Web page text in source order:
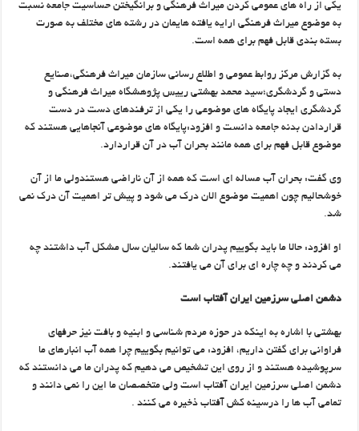
یکی از راه های عمومی کردن میراث فرهنگی و برانگیختن حساسیت جامعه نسبت
به موضوع میراث فرهنگی ارایه یافته هایمان در رشته های مختلف به صورت
بسته بندی قابل فهم برای همه است.
به گزارش مرکز روابط عمومی و اطلاع رسانی سازمان میراث فرهنگی،صنایع
دستی و گردشگری؛سید محمد بهشتی رییس پژوهشگاه میراث فرهنگی و
گردشگری ایجاد پایگاه های موضوعی را یکی از ترفندهای دست در دست
قراردادن بدنه جامعه دانست و افزود:پایگاه های موضوعی آنجاهایی هستند که
موضوع قابل فهم برای همه مانند بحران آب در آن قراردارد.
وی گفت: بحران آب مساله ای است که همه از آن ناراضی هستندولی ما از آن
خوشحالیم چون اهمیت موضوع الان درک می شود و پیش تر اهمیت آن درک نمی
شد.
او افزود: حالا ما باید بگوییم پدران شما که سالیان سال مشکل آب داشتند چه
می کردند و چه چاره ای برای آن می یافتند.
دشمن اصلی سرزمین ایران آفتاب است
بهشتی با اشاره به اینکه در حوزه مردم شناسی و ابنیه و بافت نیز حرفهای
فراوانی برای گفتن داریم، افزود: می توانیم بگوییم چرا همه آب انبارهای ما
سرپوشیده هستند و از روی این تشخیص می دهیم که پدران ما می دانستند که
دشمن اصلی سرزمین ایران آفتاب است ولی متخصصان ما این را نمی دانند و
تمامی آب ها را درسینه کش آفتاب ذخیره می کنند .